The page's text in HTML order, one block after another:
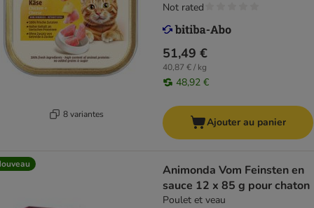
8 variantes
51,49 €
40,87 € / kg
48,92 €
Not rated
Ajouter au panier
Animonda Vom Feinsten en
sauce 12 x 85 g pour chaton
Poulet et veau